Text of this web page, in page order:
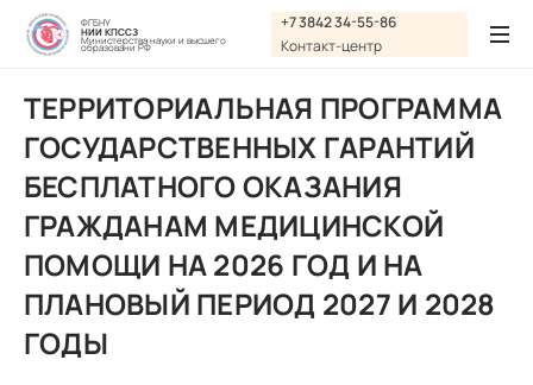
Обычная версия сайта
Шрифт: A A A
Цвет: Ц Ц Ц Ц Дополнительно
Графика:
Выключить изображения
Включить видео
Выключить видео
Интервал:
ФГБНУ
НИИ КПССЗ
Министерства науки и высшего
образовани РФ Контакт-центр
+7 3842 34-55-86
ТЕРРИТОРИАЛЬНАЯ ПРОГРАММА
ГОСУДАРСТВЕННЫХ ГАРАНТИЙ
БЕСПЛАТНОГО ОКАЗАНИЯ
ГРАЖДАНАМ МЕДИЦИНСКОЙ
ПОМОЩИ НА 2026 ГОД И НА
ПЛАНОВЫЙ ПЕРИОД 2027 И 2028
ГОДЫ